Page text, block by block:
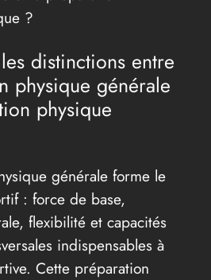
?
distinctions entre
physique générale
physique
générale forme le
: force de base,
flexibilité et capacités
indispensables à
Cette préparation